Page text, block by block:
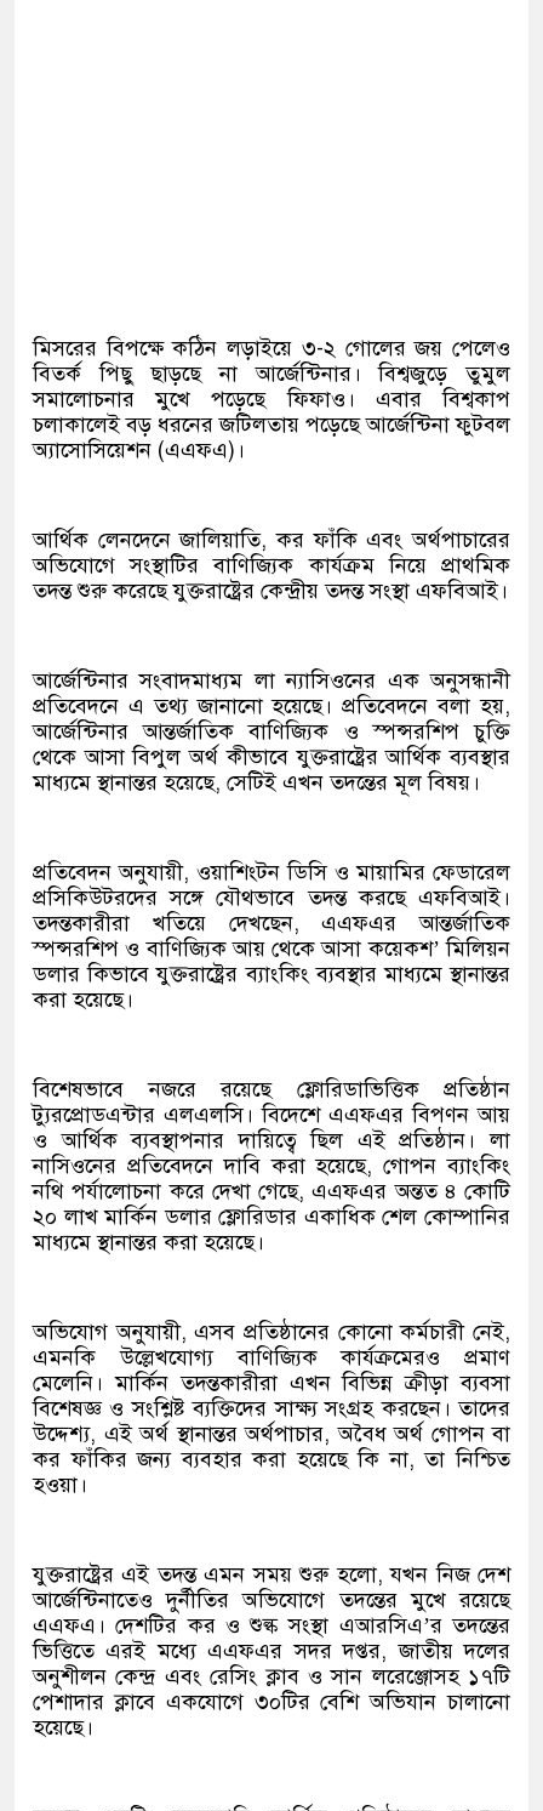
মিসরের বিপক্ষে কঠিন লড়াইয়ে ৩-২ গোলের জয় পেলেও
বিতর্ক পিছু ছাড়ছে না আর্জেন্টিনার। বিশ্বজুড়ে তুমুল
সমালোচনার মুখে পড়েছে ফিফাও। এবার বিশ্বকাপ
চলাকালেই বড় ধরনের জটিলতায় পড়েছে আর্জেন্টিনা ফুটবল
অ্যাসোসিয়েশন (এএফএ)।
আর্থিক লেনদেনে জালিয়াতি, কর ফাঁকি এবং অর্থপাচারের
অভিযোগে সংস্থাটির বাণিজ্যিক কার্যক্রম নিয়ে প্রাথমিক
তদন্ত শুরু করেছে যুক্তরাষ্ট্রের কেন্দ্রীয় তদন্ত সংস্থা এফবিআই।
আর্জেন্টিনার সংবাদমাধ্যম লা ন্যাসিওনের এক অনুসন্ধানী
প্রতিবেদনে এ তথ্য জানানো হয়েছে। প্রতিবেদনে বলা হয়,
আর্জেন্টিনার আন্তর্জাতিক বাণিজ্যিক ও স্পন্সরশিপ চুক্তি
থেকে আসা বিপুল অর্থ কীভাবে যুক্তরাষ্ট্রের আর্থিক ব্যবস্থার
মাধ্যমে স্থানান্তর হয়েছে, সেটিই এখন তদন্তের মূল বিষয়।
প্রতিবেদন অনুযায়ী, ওয়াশিংটন ডিসি ও মায়ামির ফেডারেল
প্রসিকিউটরদের সঙ্গে যৌথভাবে তদন্ত করছে এফবিআই।
তদন্তকারীরা খতিয়ে দেখছেন, এএফএর আন্তর্জাতিক
স্পন্সরশিপ ও বাণিজ্যিক আয় থেকে আসা কয়েকশ’ মিলিয়ন
ডলার কিভাবে যুক্তরাষ্ট্রের ব্যাংকিং ব্যবস্থার মাধ্যমে স্থানান্তর
করা হয়েছে।
বিশেষভাবে নজরে রয়েছে ফ্লোরিডাভিত্তিক প্রতিষ্ঠান
ট্যুরপ্রোডএন্টার এলএলসি। বিদেশে এএফএর বিপণন আয়
ও আর্থিক ব্যবস্থাপনার দায়িত্বে ছিল এই প্রতিষ্ঠান। লা
নাসিওনের প্রতিবেদনে দাবি করা হয়েছে, গোপন ব্যাংকিং
নথি পর্যালোচনা করে দেখা গেছে, এএফএর অন্তত ৪ কোটি
২০ লাখ মার্কিন ডলার ফ্লোরিডার একাধিক শেল কোম্পানির
মাধ্যমে স্থানান্তর করা হয়েছে।
অভিযোগ অনুযায়ী, এসব প্রতিষ্ঠানের কোনো কর্মচারী নেই,
এমনকি উল্লেখযোগ্য বাণিজ্যিক কার্যক্রমেরও প্রমাণ
মেলেনি। মার্কিন তদন্তকারীরা এখন বিভিন্ন ক্রীড়া ব্যবসা
বিশেষজ্ঞ ও সংশ্লিষ্ট ব্যক্তিদের সাক্ষ্য সংগ্রহ করছেন। তাদের
উদ্দেশ্য, এই অর্থ স্থানান্তর অর্থপাচার, অবৈধ অর্থ গোপন বা
কর ফাঁকির জন্য ব্যবহার করা হয়েছে কি না, তা নিশ্চিত
হওয়া।
যুক্তরাষ্ট্রের এই তদন্ত এমন সময় শুরু হলো, যখন নিজ দেশ
আর্জেন্টিনাতেও দুর্নীতির অভিযোগে তদন্তের মুখে রয়েছে
এএফএ। দেশটির কর ও শুল্ক সংস্থা এআরসিএ’র তদন্তের
ভিত্তিতে এরই মধ্যে এএফএর সদর দপ্তর, জাতীয় দলের
অনুশীলন কেন্দ্র এবং রেসিং ক্লাব ও সান লরেঞ্জোসহ ১৭টি
পেশাদার ক্লাবে একযোগে ৩০টির বেশি অভিযান চালানো
হয়েছে।